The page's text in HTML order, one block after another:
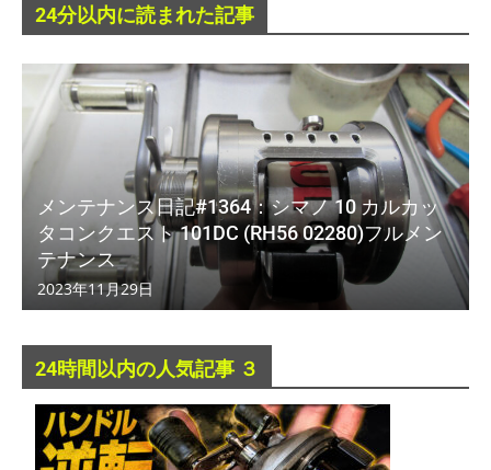
24分以内に読まれた記事
メンテナンス日記#1364：シマノ 10 カルカッ
タコンクエスト 101DC (RH56 02280)フルメン
テナンス
2023年11月29日
24時間以内の人気記事 ３